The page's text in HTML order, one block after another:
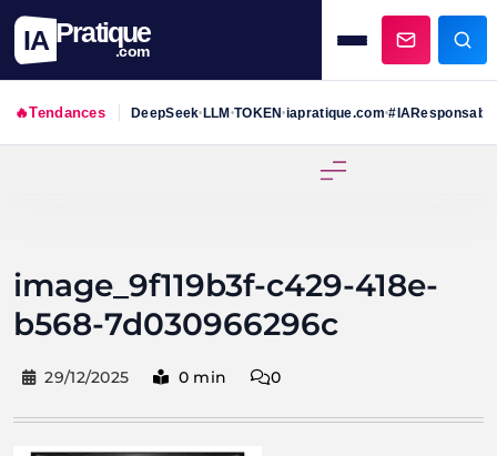
IA Pratique
.com
🔥Tendances DeepSeek•LLM•TOKEN•iapratique.com•#IAResponsable
image_9f119b3f-c429-418e-
b568-7d030966296c
29/12/2025 0 min 0